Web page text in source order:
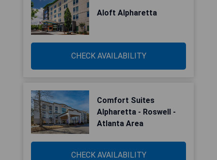
Aloft Alpharetta
CHECK AVAILABILITY
Comfort Suites
Alpharetta - Roswell -
Atlanta Area
CHECK AVAILABILITY